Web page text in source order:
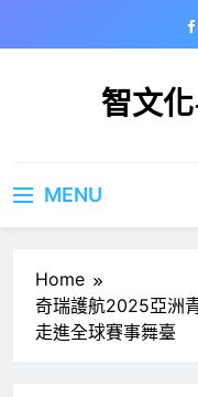
智文
MENU
Home
奇瑞護航2025亞洲
走進全球賽事舞臺